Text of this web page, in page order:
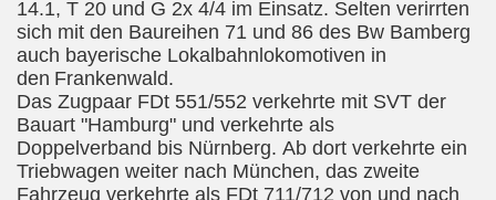
14.1, T 20 und G 2x 4/4 im Einsatz. Selten verirrten
sich mit den Baureihen 71 und 86 des Bw Bamberg
auch bayerische Lokalbahnlokomotiven in
den Frankenwald.
Das Zugpaar FDt 551/552 verkehrte mit SVT der
Bauart "Hamburg" und verkehrte als
Doppelverband bis Nürnberg. Ab dort verkehrte ein
Triebwagen weiter nach München, das zweite
Fahrzeug verkehrte als FDt 711/712 von und nach